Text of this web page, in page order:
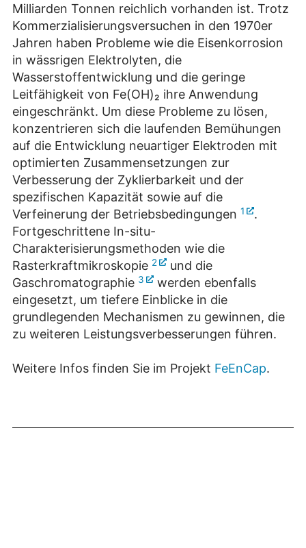
Milliarden Tonnen reichlich vorhanden ist. Trotz
Kommerzialisierungsversuchen in den 1970er
Jahren haben Probleme wie die Eisenkorrosion
in wässrigen Elektrolyten, die
Wasserstoffentwicklung und die geringe
Leitfähigkeit von Fe(OH)₂ ihre Anwendung
eingeschränkt. Um diese Probleme zu lösen,
konzentrieren sich die laufenden Bemühungen
auf die Entwicklung neuartiger Elektroden mit
optimierten Zusammensetzungen zur
Verbesserung der Zyklierbarkeit und der
spezifischen Kapazität sowie auf die
Verfeinerung der Betriebsbedingungen 1
.
Fortgeschrittene In-situ-
Charakterisierungsmethoden wie die
Rasterkraftmikroskopie 2
und die
Gaschromatographie 3
werden ebenfalls
eingesetzt, um tiefere Einblicke in die
grundlegenden Mechanismen zu gewinnen, die
zu weiteren Leistungsverbesserungen führen.
Weitere Infos finden Sie im Projekt FeEnCap.